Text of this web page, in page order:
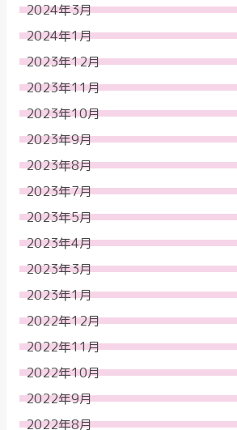
2024年3月
2024年1月
2023年12月
2023年11月
2023年10月
2023年9月
2023年8月
2023年7月
2023年5月
2023年4月
2023年3月
2023年1月
2022年12月
2022年11月
2022年10月
2022年9月
2022年8月